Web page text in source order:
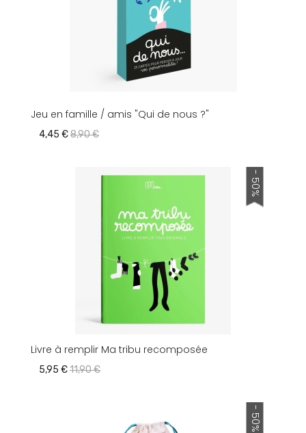
Jeu en famille / amis "Qui de nous ?"
4,45 €8,90 €
- 50%
Livre à remplir Ma tribu recomposée
5,95 €11,90 €
- 50%